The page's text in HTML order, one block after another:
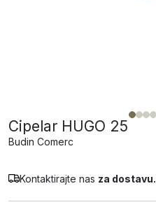
Cipelar HUGO 25
Budin Comerc
Kontaktirajte nas za dostavu.